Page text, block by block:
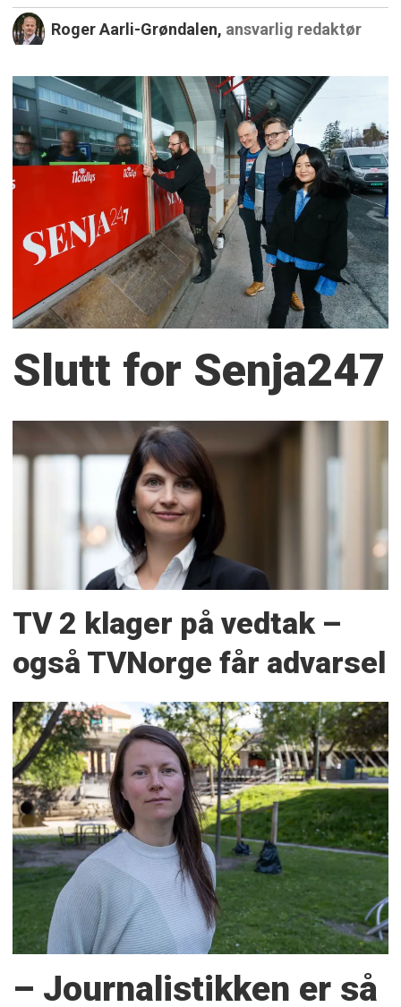
Roger Aarli-Grøndalen, ansvarlig redaktør
Slutt for Senja247
TV 2 klager på vedtak –
også TVNorge får advarsel
– Journalistikken er så